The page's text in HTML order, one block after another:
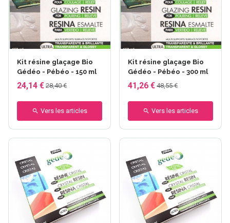
Kit résine glaçage Bio
Gédéo - Pébéo - 150 ml
24,14 € 28,40 €
Vers les articles
Kit résine glaçage Bio
Gédéo - Pébéo - 300 ml
41,26 € 48,55 €
Vers les articles